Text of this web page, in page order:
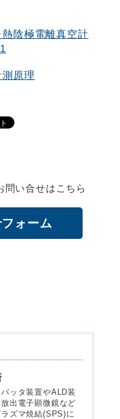
陰極電離真空計
原理
問い合せはこちら
ォーム
ッタ装置やALD装
出電子顕微鏡など
ズマ焼結(SPS)に